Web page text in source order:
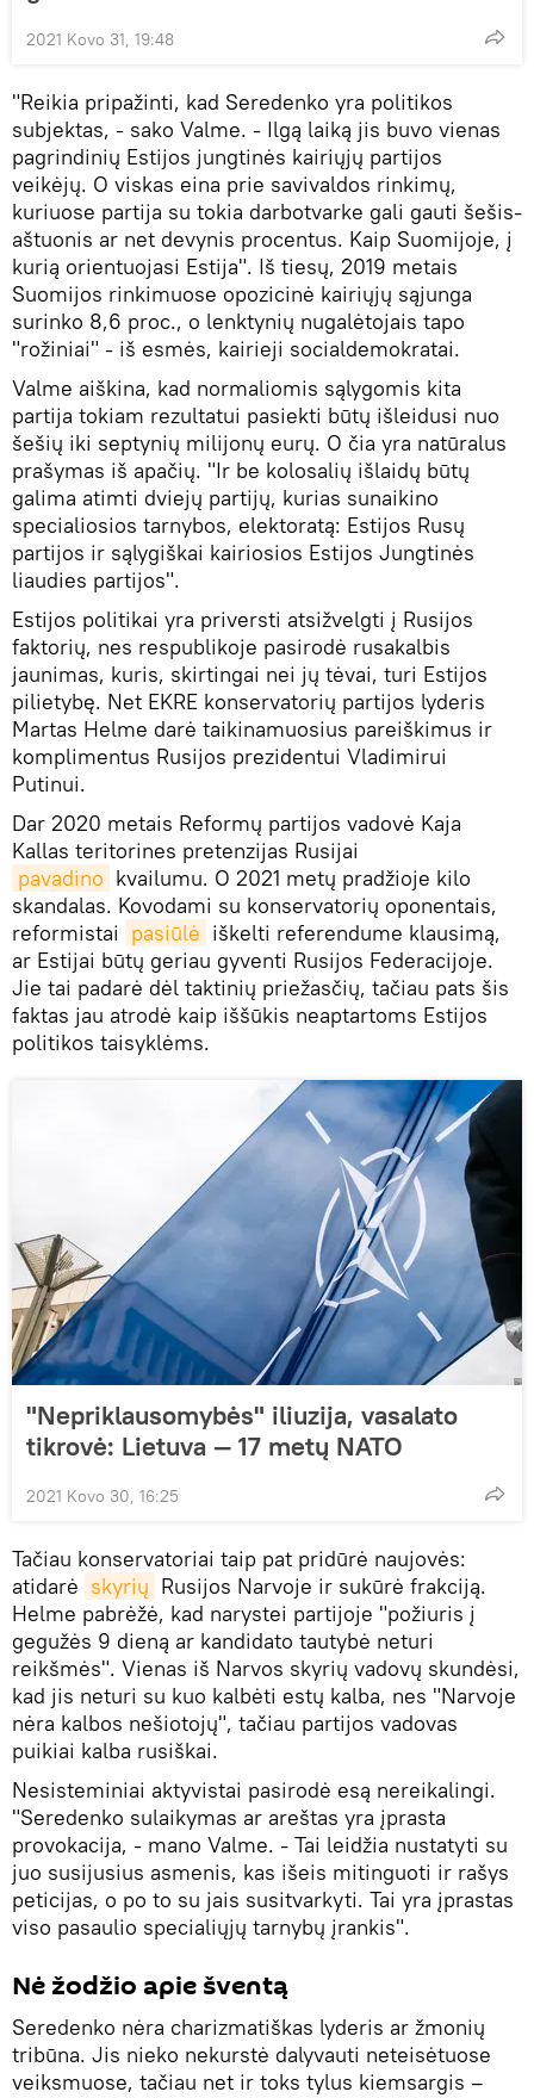
2021 Kovo 31, 19:48
"Reikia pripažinti, kad Seredenko yra politikos
subjektas, - sako Valme. - Ilgą laiką jis buvo vienas
pagrindinių Estijos jungtinės kairiųjų partijos
veikėjų. O viskas eina prie savivaldos rinkimų,
kuriuose partija su tokia darbotvarke gali gauti šešis-
aštuonis ar net devynis procentus. Kaip Suomijoje, į
kurią orientuojasi Estija". Iš tiesų, 2019 metais
Suomijos rinkimuose opozicinė kairiųjų sąjunga
surinko 8,6 proc., o lenktynių nugalėtojais tapo
"rožiniai" - iš esmės, kairieji socialdemokratai.
Valme aiškina, kad normaliomis sąlygomis kita
partija tokiam rezultatui pasiekti būtų išleidusi nuo
šešių iki septynių milijonų eurų. O čia yra natūralus
prašymas iš apačių. "Ir be kolosalių išlaidų būtų
galima atimti dviejų partijų, kurias sunaikino
specialiosios tarnybos, elektoratą: Estijos Rusų
partijos ir sąlygiškai kairiosios Estijos Jungtinės
liaudies partijos".
Estijos politikai yra priversti atsižvelgti į Rusijos
faktorių, nes respublikoje pasirodė rusakalbis
jaunimas, kuris, skirtingai nei jų tėvai, turi Estijos
pilietybę. Net EKRE konservatorių partijos lyderis
Martas Helme darė taikinamuosius pareiškimus ir
komplimentus Rusijos prezidentui Vladimirui
Putinui.
Dar 2020 metais Reformų partijos vadovė Kaja
Kallas teritorines pretenzijas Rusijai
pavadino kvailumu. O 2021 metų pradžioje kilo
skandalas. Kovodami su konservatorių oponentais,
reformistai pasiūlė iškelti referendume klausimą,
ar Estijai būtų geriau gyventi Rusijos Federacijoje.
Jie tai padarė dėl taktinių priežasčių, tačiau pats šis
faktas jau atrodė kaip iššūkis neaptartoms Estijos
politikos taisyklėms.
"Nepriklausomybės" iliuzija, vasalato
tikrovė: Lietuva — 17 metų NATO
2021 Kovo 30, 16:25
Tačiau konservatoriai taip pat pridūrė naujovės:
atidarė skyrių Rusijos Narvoje ir sukūrė frakciją.
Helme pabrėžė, kad narystei partijoje "požiuris į
gegužės 9 dieną ar kandidato tautybė neturi
reikšmės". Vienas iš Narvos skyrių vadovų skundėsi,
kad jis neturi su kuo kalbėti estų kalba, nes "Narvoje
nėra kalbos nešiotojų", tačiau partijos vadovas
puikiai kalba rusiškai.
Nesisteminiai aktyvistai pasirodė esą nereikalingi.
"Seredenko sulaikymas ar areštas yra įprasta
provokacija, - mano Valme. - Tai leidžia nustatyti su
juo susijusius asmenis, kas išeis mitinguoti ir rašys
peticijas, o po to su jais susitvarkyti. Tai yra įprastas
viso pasaulio specialiųjų tarnybų įrankis".
Nė žodžio apie šventą
Seredenko nėra charizmatiškas lyderis ar žmonių
tribūna. Jis nieko nekurstė dalyvauti neteisėtuose
veiksmuose, tačiau net ir toks tylus kiemsargis –